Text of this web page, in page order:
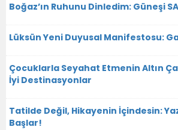
Boğaz’ın Ruhunu Dinledim: Güneşi
Lüksün Yeni Duyusal Manifestosu:
Çocuklarla Seyahat Etmenin Altın
İyi Destinasyonlar
Tatilde Değil, Hikayenin İçindesin:
Başlar!